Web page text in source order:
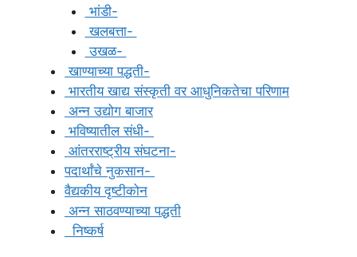
भांडी-
खलबत्ता-
उखळ-
खाण्याच्या पद्धती-
भारतीय खाद्य संस्कृती वर आधुनिकतेचा परिणाम
अन्न उद्योग बाजार
भविष्यातील संधी-
आंतरराष्ट्रीय संघटना-
पदार्थांचे नुकसान-
वैद्यकीय दृष्टीकोन
अन्न साठवण्याच्या पद्धती
निष्कर्ष